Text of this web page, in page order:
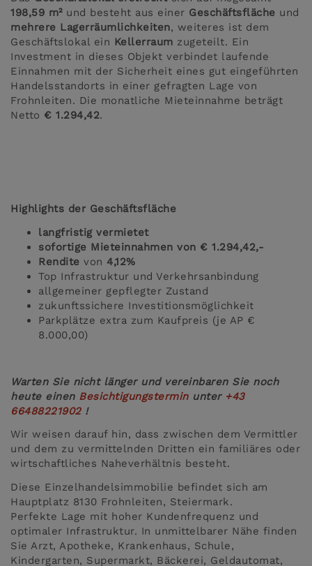
198,59 m²und besteht aus einer Geschäftsfläche und
mehrere Lagerräumlichkeiten, weiteres ist dem
Geschäftslokal ein Kellerraum zugeteilt. Ein
Investment in dieses Objekt verbindet laufende
Einnahmen mit der Sicherheit eines gut eingeführten
Handelsstandorts in einer gefragten Lage von
Frohnleiten. Die monatliche Mieteinnahme beträgt
Netto € 1.294,42.
Highlights der Geschäftsfläche
langfristig vermietet
sofortige Mieteinnahmen von € 1.294,42,-
Rendite von 4,12%
Top Infrastruktur und Verkehrsanbindung
allgemeiner gepflegter Zustand
zukunftssichere Investitionsmöglichkeit
Parkplätze extra zum Kaufpreis (je AP €
8.000,00)
Warten Sie nicht länger und vereinbaren Sie noch
heute einen Besichtigungsterminunter +43
66488221902!
Wir weisen darauf hin, dass zwischen dem Vermittler
und dem zu vermittelnden Dritten ein familiäres oder
wirtschaftliches Naheverhältnis besteht.
Diese Einzelhandelsimmobilie befindet sich am
Hauptplatz 8130 Frohnleiten, Steiermark.
Perfekte Lage mit hoher Kundenfrequenz und
optimaler Infrastruktur. In unmittelbarer Nähe finden
Sie Arzt, Apotheke, Krankenhaus, Schule,
Kindergarten, Supermarkt, Bäckerei, Geldautomat,